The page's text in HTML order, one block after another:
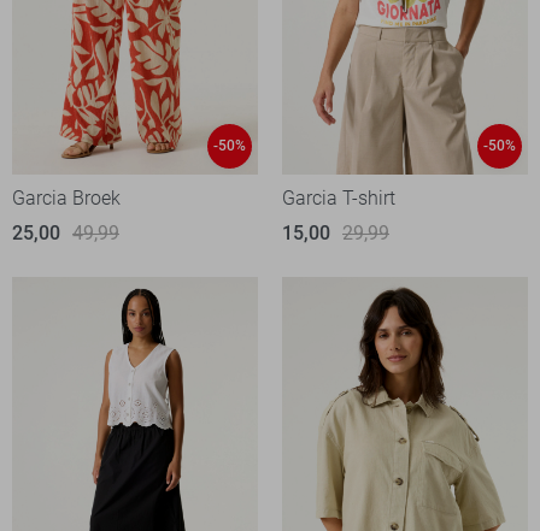
-50%
Garcia Broek
25,00 49,99
-50%
Garcia T-shirt
15,00 29,99